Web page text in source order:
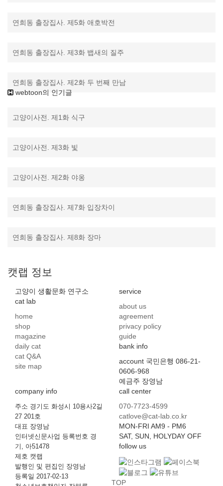
연희동 출장집사. 제5화 애호박전
연희동 출장집사. 제3화 뱁새의 질주
연희동 출장집사. 제2화 두 번째 만남
webtoon의 인기글
고양이사전. 제1화 식구
고양이사전. 제3화 빛
고양이사전. 제2화 야옹
연희동 출장집사. 제7화 입장차이
연희동 출장집사. 제8화 장마
캣랩 정보
고양이 생활문화 연구소
cat lab
home
shop
magazine
daily cat
cat Q&A
site map
service
about us
agreement
privacy policy
guide
bank info
account 국민은행 086-21-
0606-968
예금주 장영남
company info
주소 경기도 화성시 10용사2길
27 201호
대표 장영남
인터넷신문사업 등록번호 경
기, 아51478
제호 캣랩
발행인 및 편집인 장영남
등록일 2017-02-13
call center
070-7723-4599
catlove@cat-lab.co.kr
MON-FRI AM9 - PM6
SAT, SUN, HOLYDAY OFF
follow us
TOP